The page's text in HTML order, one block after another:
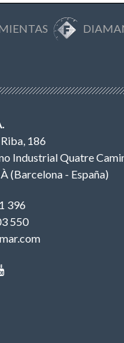
186
Industrial Quatre
(Barcelona - España)
396
550